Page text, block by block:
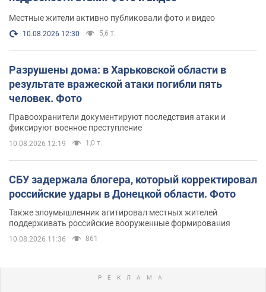
Местные жители активно публиковали фото и видео
10.08.2026 12:30 5,6 т.
Разрушены дома: в Харьковской области в
результате вражеской атаки погибли пять
человек. Фото
Правоохранители документируют последствия атаки и
фиксируют военное преступление
10.08.2026 12:19 1,0 т.
СБУ задержала блогера, который корректировал
российские удары в Донецкой области. Фото
Также злоумышленник агитировал местных жителей
поддерживать российские вооруженные формирования
10.08.2026 11:36 861